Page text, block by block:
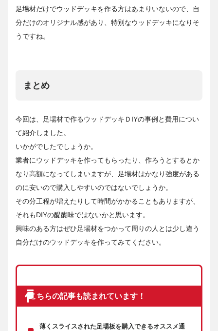
足場材だけでウッドデッキを作る方はあまりいないので、自
分だけのオリジナル感があり、特別なウッドデッキになりそ
うですね。
まとめ
今回は、足場材で作るウッドデッキＤIYの事例と費用につい
て紹介しました。
いかがでしたでしょうか。
業者にウッドデッキを作ってもらったり、作ろうとするとか
なり高額になってしまいますが、足場材はかなり強度がある
のに安いので購入しやすいのではないでしょうか。
その分工程が増えたりして時間がかかることもありますが、
それもDIYの醍醐味ではないかと思います。
興味のある方はぜひ足場材をつかって周りの人とは少し違う
自分だけのウッドデッキを作ってみてください。
こちらの記事も読まれています！
薄くスライスされた足場板を購入できるオススメ通